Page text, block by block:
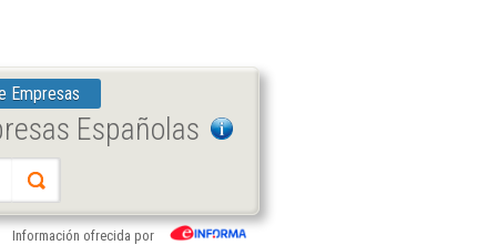
Empresas
Españolas
Información ofrecida por